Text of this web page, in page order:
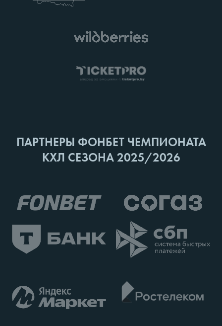
ПАРТНЕРЫ ФОНБЕТ ЧЕМПИОНАТА
КХЛ СЕЗОНА 2025/2026